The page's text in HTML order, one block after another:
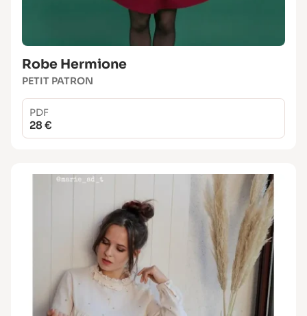
Robe Hermione
PETIT PATRON
PDF
28 €